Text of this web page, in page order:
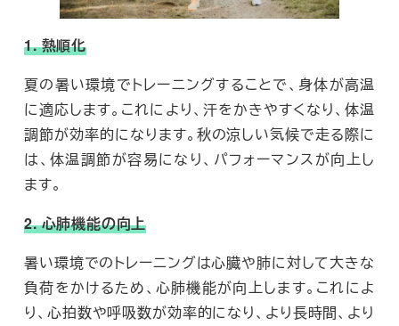
1. 熱順化
夏の暑い環境でトレーニングすることで、身体が高温
に適応します。これにより、汗をかきやすくなり、体温
調節が効率的になります。秋の涼しい気候で走る際に
は、体温調節が容易になり、パフォーマンスが向上し
ます。
2. 心肺機能の向上
暑い環境でのトレーニングは心臓や肺に対して大きな
負荷をかけるため、心肺機能が向上します。これによ
り、心拍数や呼吸数が効率的になり、より長時間、より